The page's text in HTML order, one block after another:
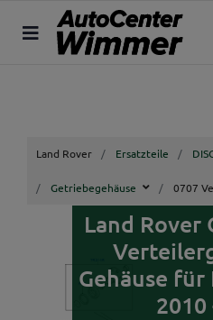
Land Rover Ersatzteile
Getriebegehäuse 0707
Land Rover
Gehäuse für
2010